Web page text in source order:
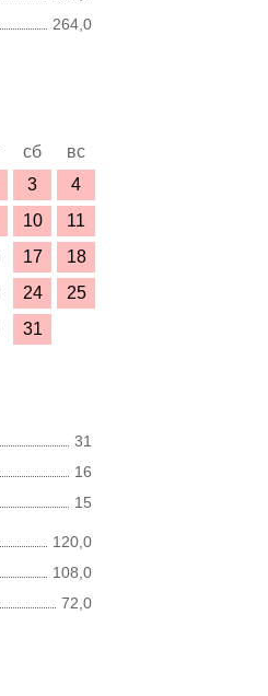
264,0
сб
вс
3
4
10
11
17
18
24
25
31
31
16
15
120,0
108,0
72,0